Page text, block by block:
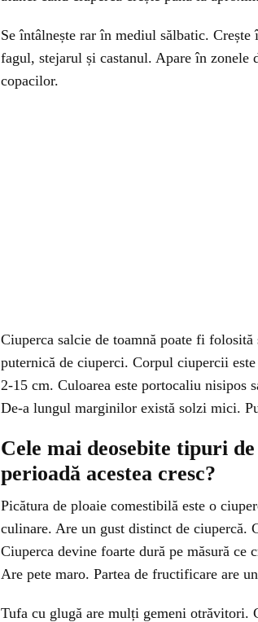
Se întâlnește rar în mediul sălbatic.
fagul, stejarul și castanul. Apare în
copacilor.
Ciuperca salcie de toamnă poate fi
puternică de ciuperci. Corpul ciupercii
2-15 cm. Culoarea este portocaliu nisipos
De-a lungul marginilor există solzi mici.
Cele mai deosebite tipuri
perioadă acestea cresc?
Picătura de ploaie comestibilă este o
culinare. Are un gust distinct de ciupercă.
Ciuperca devine foarte dură pe măsură ce
Are pete maro. Partea de fructificare are
Tufa cu glugă are mulți gemeni otrăvitori.